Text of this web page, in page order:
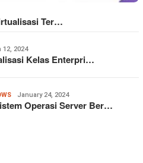
Ter…
12, 2024
Kelas Enterpri…
January 24, 2024
Operasi Server Ber…